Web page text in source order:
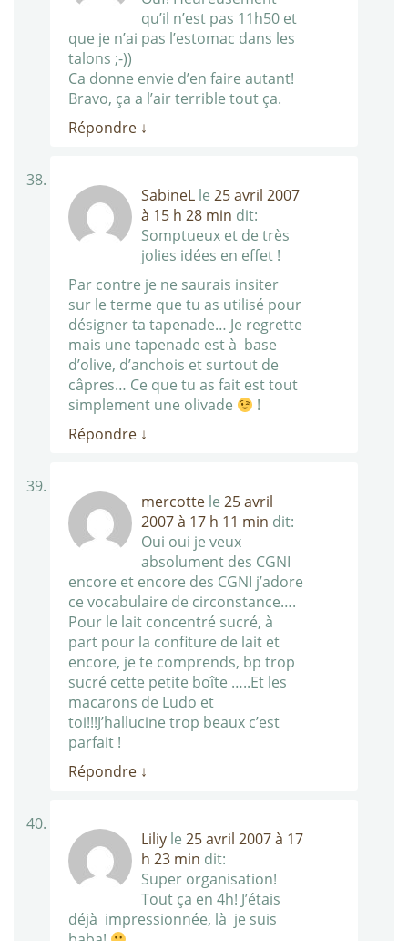
qu’il n’est pas 11h50 et
que je n’ai pas l’estomac dans les
talons ;-))
Ca donne envie d’en faire autant!
Bravo, ça a l’air terrible tout ça.
Répondre ↓
SabineL le 25 avril 2007
à 15 h 28 min dit:
Somptueux et de très
jolies idées en effet !
Par contre je ne saurais insiter
sur le terme que tu as utilisé pour
désigner ta tapenade… Je regrette
mais une tapenade est à base
d’olive, d’anchois et surtout de
câpres… Ce que tu as fait est tout
simplement une olivade
!
Répondre ↓
mercotte le 25 avril
2007 à 17 h 11 min dit:
Oui oui je veux
absolument des CGNI
encore et encore des CGNI j’adore
ce vocabulaire de circonstance….
Pour le lait concentré sucré, à
part pour la confiture de lait et
encore, je te comprends, bp trop
sucré cette petite boîte …..Et les
macarons de Ludo et
toi!!!J’hallucine trop beaux c’est
parfait !
Répondre ↓
Liliy le 25 avril 2007 à 17
h 23 min dit:
Super organisation!
Tout ça en 4h! J’étais
déjà impressionnée, là je suis